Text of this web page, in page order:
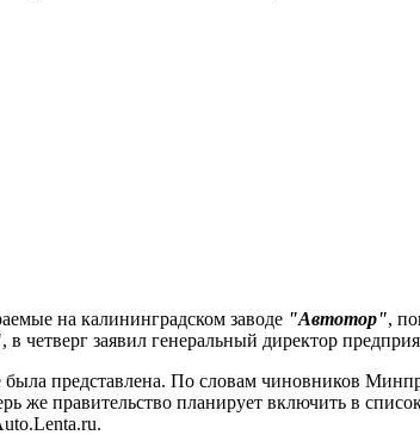
на калининградском заводе "Автотор",
четверг заявил генеральный директор
была представлена. По словам чиновников
же правительство планирует включить в